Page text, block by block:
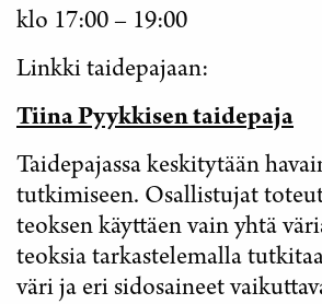
klo 17:00 – 19:00
Linkki taidepajaan:
Tiina Pyykkisen taidepaja
Taidepajassa keskitytään
tutkimiseen. Osallistujat
teoksen käyttäen vain yhtä
teoksia tarkastelemalla
väri ja eri sidosaineet